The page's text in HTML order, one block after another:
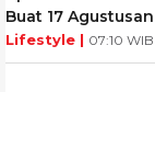
Buat 17 Agustusan
Lifestyle | 07:10 WIB